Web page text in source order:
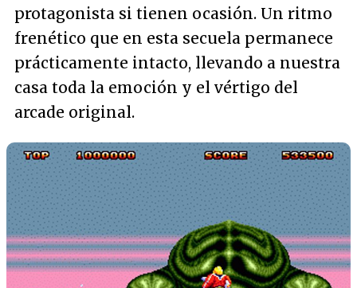
protagonista si tienen ocasión. Un ritmo
frenético que en esta secuela permanece
prácticamente intacto, llevando a nuestra
casa toda la emoción y el vértigo del
arcade original.